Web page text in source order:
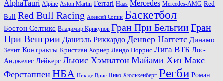
AlphaTauri Alpine Aston Martin Ferrari Haas Mercedes Mercedes-AMG Red
Bull Red Bull Racing Алексей Сопин Баскетбол
Бостон Селтикс Владимир Крикунов Гран При БельгииГран
При Венгрии Даниэль Риккардо Денвер Наггетс Динамо
Зенит Контракты Кристиан Хорнер Ландо Норрис Лига ВТБ Лос-
Анджелес Лейкерс Льюис Хэмилтон Майами Хит Макс
Ферстаппен НБА Ник де Врис Нико Хюлькенберг Регби Роман